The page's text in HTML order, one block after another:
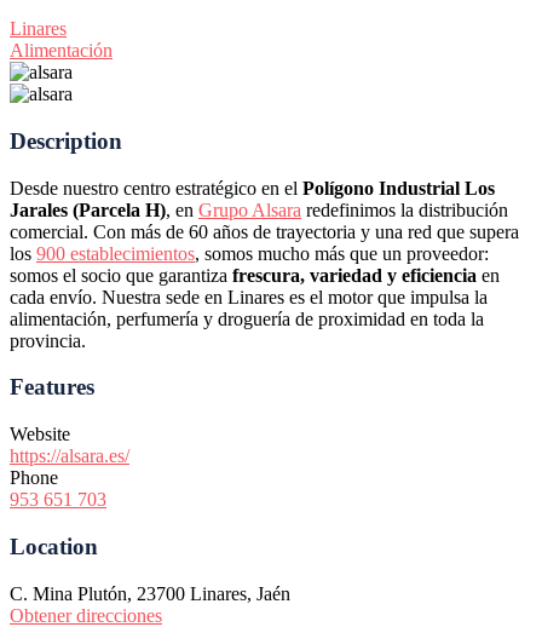
Linares
Alimentación
Description
Desde nuestro centro estratégico en el Polígono Industrial Los
Jarales (Parcela H), en Grupo Alsara redefinimos la distribución
comercial. Con más de 60 años de trayectoria y una red que supera
los 900 establecimientos, somos mucho más que un proveedor:
somos el socio que garantiza frescura, variedad y eficiencia en
cada envío. Nuestra sede en Linares es el motor que impulsa la
alimentación, perfumería y droguería de proximidad en toda la
provincia.
Features
Website
https://alsara.es/
Phone
953 651 703
Location
C. Mina Plutón, 23700 Linares, Jaén
Obtener direcciones